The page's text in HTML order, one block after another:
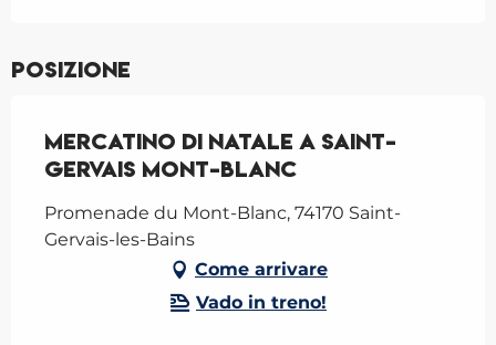
Posizione
Mercatino di Natale a Saint-
Gervais Mont-Blanc
Promenade du Mont-Blanc, 74170 Saint-
Gervais-les-Bains
Come arrivare
Vado in treno!